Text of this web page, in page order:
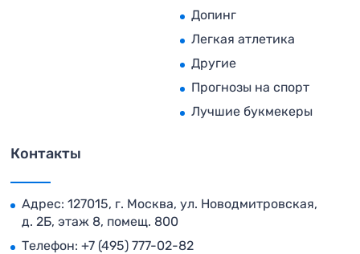
Допинг
Легкая атлетика
Другие
Прогнозы на спорт
Лучшие букмекеры
Контакты
Адрес: 127015, г. Москва, ул. Новодмитровская,
д. 2Б, этаж 8, помещ. 800
Телефон: +7 (495) 777-02-82